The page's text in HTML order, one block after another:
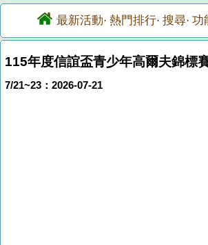
最新活動· 熱門排行· 搜尋· 功
115年度信誼盃青少年高爾夫錦標
7/21~23：2026-07-21